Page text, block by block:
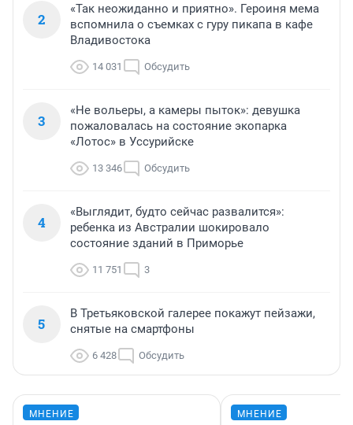
2
«Так неожиданно и приятно». Героиня мема
вспомнила о съемках с гуру пикапа в кафе
Владивостока
14 031 Обсудить
3
«Не вольеры, а камеры пыток»: девушка
пожаловалась на состояние экопарка
«Лотос» в Уссурийске
13 346 Обсудить
4
«Выглядит, будто сейчас развалится»:
ребенка из Австралии шокировало
состояние зданий в Приморье
11 751 3
5
В Третьяковской галерее покажут пейзажи,
снятые на смартфоны
6 428 Обсудить
МНЕНИЕ МНЕНИЕ